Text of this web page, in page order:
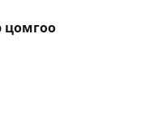
цомгоо